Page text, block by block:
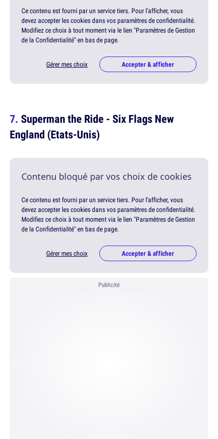
Ce contenu est fourni par un service tiers. Pour l'afficher, vous
devez accepter les cookies dans vos paramètres de confidentialité.
Modifiez ce choix à tout moment via le lien "Paramètres de Gestion
de la Confidentialité" en bas de page.
Gérer mes choix Accepter & afficher
Superman the Ride - Six Flags New
England (Etats-Unis)
Contenu bloqué par vos choix de cookies
Ce contenu est fourni par un service tiers. Pour l'afficher, vous
devez accepter les cookies dans vos paramètres de confidentialité.
Modifiez ce choix à tout moment via le lien "Paramètres de Gestion
de la Confidentialité" en bas de page.
Gérer mes choix Accepter & afficher
Publicité